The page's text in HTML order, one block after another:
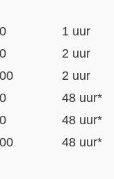
1 uur
2 uur
2 uur
48 uur*
48 uur*
48 uur*